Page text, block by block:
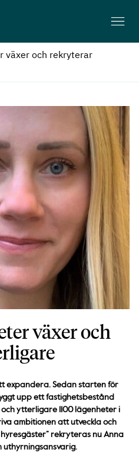
växer och rekryterar
växer och
expandera. Sedan starten för
upp ett fastighetsbestånd
ytterligare 1100 lägenheter i
ambitionen att utveckla och
rekryteras nu Anna
uthyrningsansvarig.